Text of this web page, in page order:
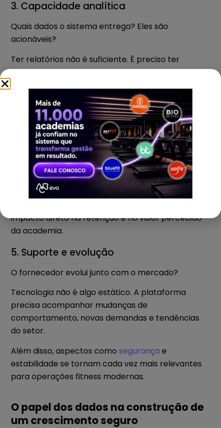
3. Capacidade analítica
Quais dados o sistema entrega? Eles são
acionáveis?
Ter relatórios não é suficiente. É preciso ter
clareza sobre o que fazer com eles.
4. Experiência do aluno
O software impacta diretamente a jornada do
cliente.
Desde o primeiro contato até o relacionamento
contínuo, a tecnologia precisa contribuir para uma
experiência fluida, moderna e coerente com as
expectativas atuais.
impacto direto na retenção e no valor percebido
da academia.
5. Suporte e evolução
O fornecedor evolui junto com o mercado?
Tecnologia não é algo estático. A plataforma
precisa acompanhar mudanças de
comportamento, novas demandas e tendências
do setor.
Além disso, aspectos comosegurança e
estabilidade se tornam cada vez mais relevantes
para operações fitness modernas.
O papel dos dados na construção de
um crescimento seguro